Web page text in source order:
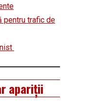
pentru trafic de
apariții